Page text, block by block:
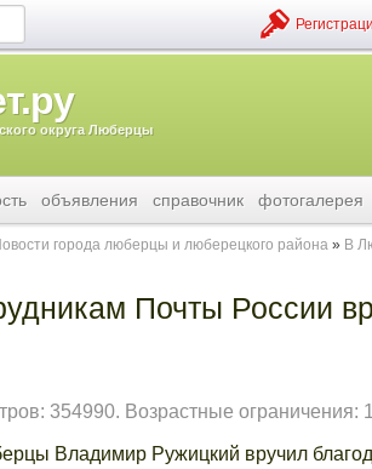
округа Люберцы
объявления справочник фотогалерея
города люберцы и люберецкого района
В
Почты России
354990. Возрастные ограничения:
Владимир Ружицкий вручил